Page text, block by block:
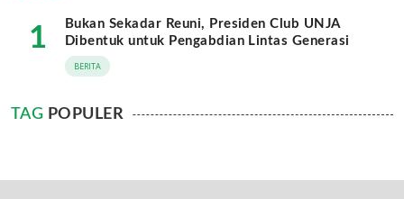
1
Bukan Sekadar Reuni, Presiden Club UNJA
Dibentuk untuk Pengabdian Lintas Generasi
BERITA
TAG POPULER